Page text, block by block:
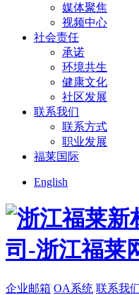
媒体聚焦
视频中心
社会责任
承诺
环境共生
健康文化
社区发展
联系我们
联系方式
职业发展
福莱国际
English
企业邮箱 OA系统 联系我